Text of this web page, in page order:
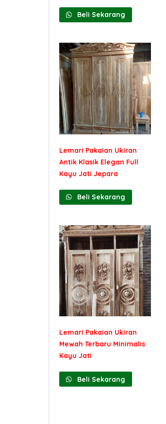
Beli Sekarang
Lemari Pakaian Ukiran
Antik Klasik Elegan Full
Kayu Jati Jepara
Beli Sekarang
Lemari Pakaian Ukiran
Mewah Terbaru Minimalis
Kayu Jati
Beli Sekarang